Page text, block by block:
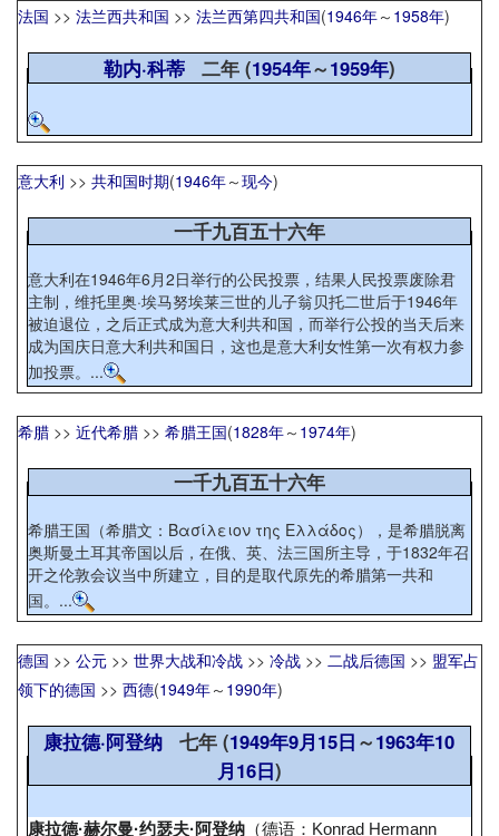
法国 >> 法兰西共和国 >> 法兰西第四共和国(1946年～ 1958年)
勒内·科蒂二年 (1954年～1959年)
意大利 >> 共和国时期(1946年～现今)
一千九百五十六年
意大利在1946年6月2日举行的公民投票，结果人民投票废除君
主制，维托里奥·埃马努埃莱三世的儿子翁贝托二世后于1946年
被迫退位，之后正式成为意大利共和国，而举行公投的当天后来
成为国庆日意大利共和国日，这也是意大利女性第一次有权力参
加投票。...
希腊 >> 近代希腊 >> 希腊王国(1828年～ 1974年)
一千九百五十六年
希腊王国（希腊文：Βασίλειον της Ελλάδος），是希腊脱离
奥斯曼土耳其帝国以后，在俄、英、法三国所主导，于1832年召
开之伦敦会议当中所建立，目的是取代原先的希腊第一共和
国。...
德国 >> 公元 >> 世界大战和冷战 >> 冷战 >> 二战后德国 >> 盟军占
领下的德国 >> 西德(1949年～ 1990年)
康拉德·阿登纳 七年 (1949年9月15日 ～1963年10
月16日)
康拉德·赫尔曼·约瑟夫·阿登纳 （德语： Konrad Hermann